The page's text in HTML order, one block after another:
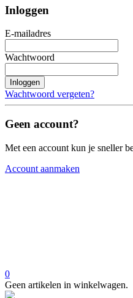
Inloggen
E-mailadres
Wachtwoord
Inloggen
Wachtwoord vergeten?
Geen account?
Met een account kun je sneller
Account aanmaken
0
Geen artikelen in winkelwagen.